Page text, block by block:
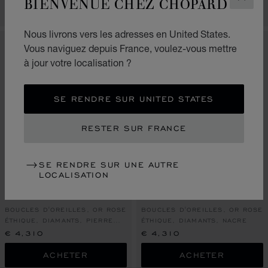
Nous livrons vers les adresses en United States.
Vous naviguez depuis France, voulez-vous mettre
à jour votre localisation ?
SE RENDRE SUR UNITED STATES
RESTER SUR FRANCE
SE RENDRE SUR UNE AUTRE
LOCALISATION
ACHETER APPELEZ-NOUS
ALLER À LA DIAPOSITIVE 1
ALLER À LA DIAPOSITIVE 2
ALLER À LA DIAPOSITIVE 3
BOUCLES D'OREILLES, OR ROSE
ÉTHIQUE, DIAMANTS, PIERRE
ROUGE
€ 4,310
ACHETER
BOUCLES D'OREILLES, OR ROSE
ÉTHIQUE, DIAMANTS, NACRE
€ 4,310
ACHETER